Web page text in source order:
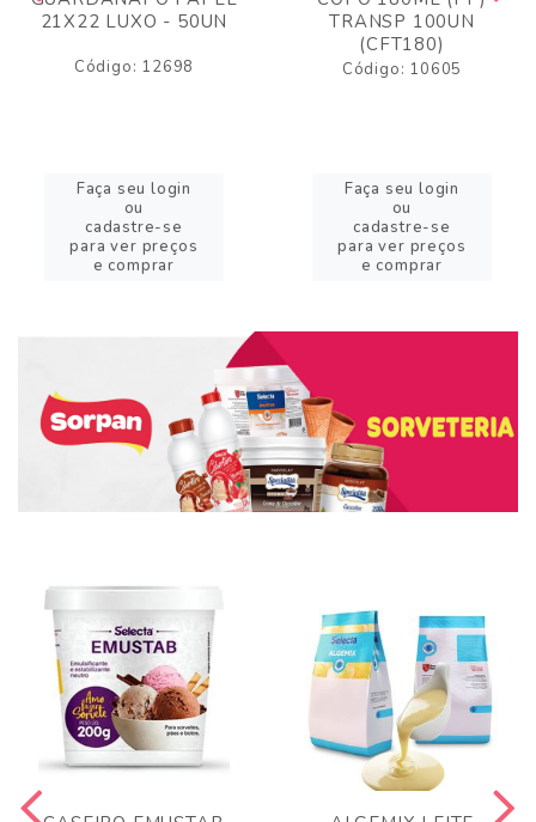
21X22 LUXO - 50UN
Código: 12698
Faça seu login
ou
cadastre-se
para ver preços
e comprar
TRANSP 100UN
(CFT180)
Código: 10605
Faça seu login
ou
cadastre-se
para ver preços
e comprar